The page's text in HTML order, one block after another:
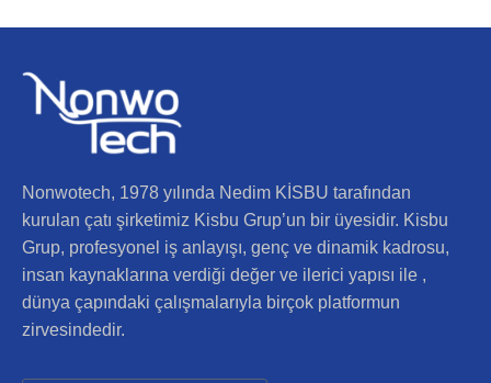
Nonwotech, 1978 yılında Nedim KİSBU tarafından
kurulan çatı şirketimiz Kisbu Grup’un bir üyesidir. Kisbu
Grup, profesyonel iş anlayışı, genç ve dinamik kadrosu,
insan kaynaklarına verdiği değer ve ilerici yapısı ile ,
dünya çapındaki çalışmalarıyla birçok platformun
zirvesindedir.